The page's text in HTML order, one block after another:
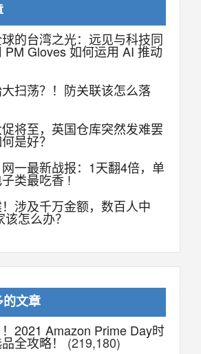
的台湾之光：远见与科技同
PM Gloves 如何运用 AI 推动
扫荡？！防关联该怎么落
将至，英国仓库突然发难罢
是好？
一最新战报：1天翻4倍，单
类最吃香 !
涉及千万金额，数百人中
该怎么办？
文章
2021 Amazon Prime Day时
全攻略！
(219,180)